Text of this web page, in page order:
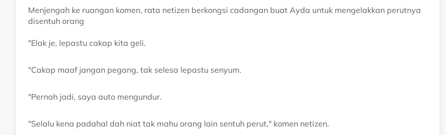
Menjengah ke ruangan komen, rata netizen berkongsi cadangan buat Ayda untuk mengelakkan perutnya
disentuh orang
"Elak je, lepastu cakap kita geli.
"Cakap maaf jangan pegang, tak selesa lepastu senyum.
"Pernah jadi, saya auto mengundur.
"Selalu kena padahal dah niat tak mahu orang lain sentuh perut," komen netizen.